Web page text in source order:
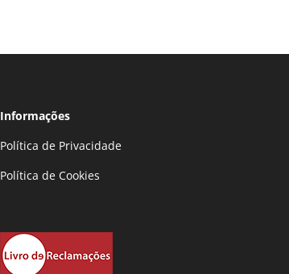
Informações
Política de Privacidade
Política de Cookies